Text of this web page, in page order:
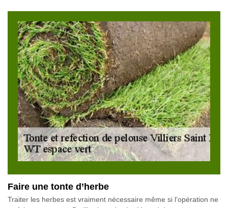
Faire une tonte d’herbe
Traiter les herbes est vraiment nécessaire même si l’opération ne